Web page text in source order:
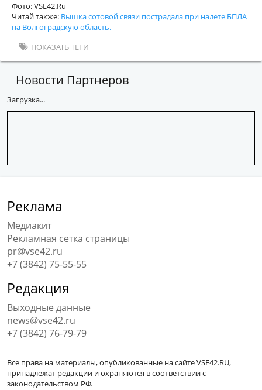
Фото: VSE42.Ru
Читай также: Вышка сотовой связи пострадала при налете БПЛА
на Волгоградскую область.
ПОКАЗАТЬ ТЕГИ
Новости Партнеров
Загрузка...
Реклама
Медиакит
Рекламная сетка страницы
pr@vse42.ru
+7 (3842) 75-55-55
Редакция
Выходные данные
news@vse42.ru
+7 (3842) 76-79-79
Все права на материалы, опубликованные на сайте VSE42.RU,
принадлежат редакции и охраняются в соответствии с
законодательством РФ.